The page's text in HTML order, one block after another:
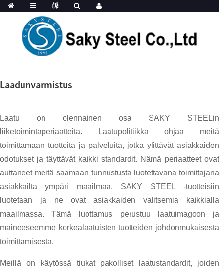
Laadunvarmistus
Laatu on olennainen osa SAKY STEELin
liiketoimintaperiaatteita. Laatupolitiikka ohjaa meitä
toimittamaan tuotteita ja palveluita, jotka ylittävät asiakkaiden
odotukset ja täyttävät kaikki standardit. Nämä periaatteet ovat
auttaneet meitä saamaan tunnustusta luotettavana toimittajana
asiakkailta ympäri maailmaa. SAKY STEEL -tuotteisiin
luotetaan ja ne ovat asiakkaiden valitsemia kaikkialla
maailmassa. Tämä luottamus perustuu laatuimagoon ja
maineeseemme korkealaatuisten tuotteiden johdonmukaisesta
toimittamisesta.
Meillä on käytössä tiukat pakolliset laatustandardit, joiden